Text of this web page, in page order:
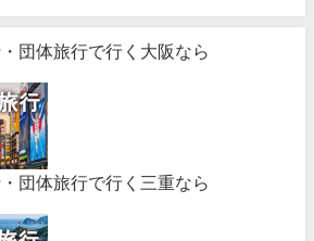
団体旅行で行く大阪なら
団体旅行で行く三重なら